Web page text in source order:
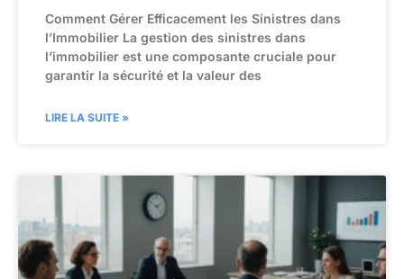
Comment Gérer Efficacement les Sinistres dans
l’Immobilier La gestion des sinistres dans
l’immobilier est une composante cruciale pour
garantir la sécurité et la valeur des
LIRE LA SUITE »